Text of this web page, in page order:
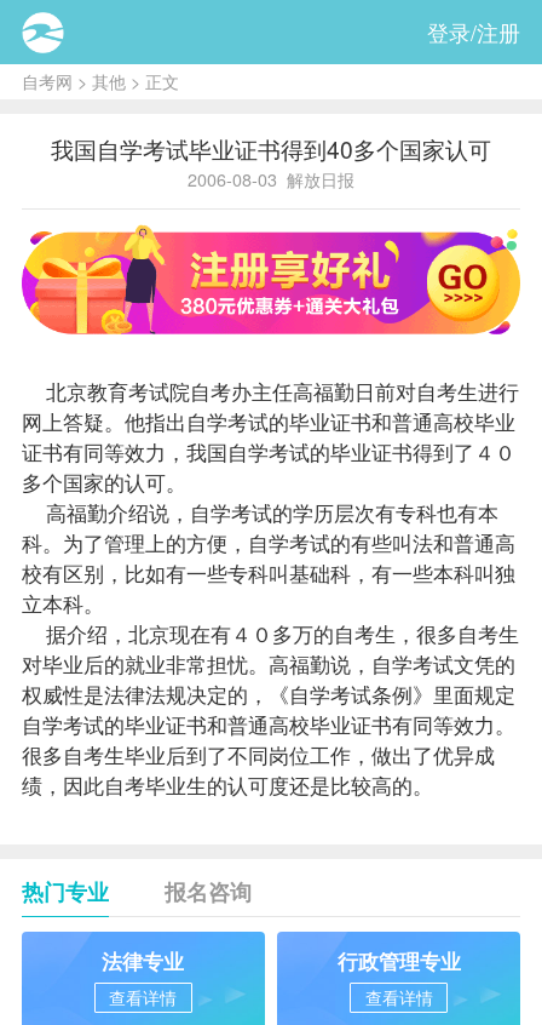
登录/注册
自考网 > 其他 > 正文
我国自学考试毕业证书得到40多个国家认可
2006-08-03 解放日报
北京教育考试院自考办主任高福勤日前对自考生进行
网上答疑。他指出自学考试的毕业证书和普通高校毕业
证书有同等效力，我国自学考试的毕业证书得到了４０
多个国家的认可。
高福勤介绍说，自学考试的学历层次有专科也有本
科。为了管理上的方便，自学考试的有些叫法和普通高
校有区别，比如有一些专科叫基础科，有一些本科叫独
立本科。
据介绍，北京现在有４０多万的自考生，很多自考生
对毕业后的就业非常担忧。高福勤说，自学考试文凭的
权威性是法律法规决定的，《自学考试条例》里面规定
自学考试的毕业证书和普通高校毕业证书有同等效力。
很多自考生毕业后到了不同岗位工作，做出了优异成
绩，因此自考毕业生的认可度还是比较高的。
热门专业 报名咨询
法律专业
查看详情
行政管理专业
查看详情